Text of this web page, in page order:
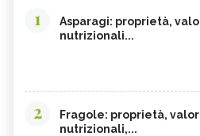
1
Asparagi: proprietà,
nutrizionali...
2
Fragole: proprietà,
nutrizionali,...